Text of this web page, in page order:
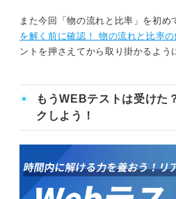
また今回「物の流れと比率」を初め
を解く前に確認！ 物の流れと比率
ントを押さえてから取り掛かるよう
もうWEBテストは受けた
クしよう！